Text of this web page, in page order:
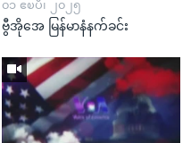
၀၁ ဧၿပီ၊ ၂၀၂၅
ဗွီအိုအေ မြန်မာနံနက်ခင်း